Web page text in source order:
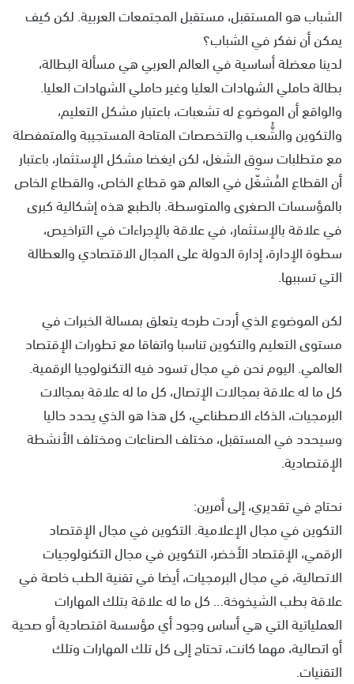
الشباب هو المستقبل، مستقبل المجتمعات العربية. لكن كيف
يمكن أن نفكر في الشباب؟
لدينا معضلة أساسية في العالم العربي هي مسألة البطالة،
بطالة حاملي الشهادات العليا وغير حاملي الشهادات العليا.
والواقع أن الموضوع له تشعبات، باعتبار مشكل التعليم،
والتكوين والشُّعب والتخصصات المتاحة المستجيبة والمتمفصلة
مع متطلبات سوق الشغل، لكن ايغضا مشكل الإستثمار، باعتبار
أن القطاع المُشغّٓل في العالم هو قطاع الخاص، والقطاع الخاص
بالمؤسسات الصغرى والمتوسطة. بالطبع هذه إشكالية كبرى
في علاقة بالإستثمار، في علاقة بالإجراءات في التراخيص،
سطوة الإدارة، إدارة الدولة على المجال الاقتصادي والعطالة
التي تسببها.
لكن الموضوع الذي أردت طرحه يتعلق بمسالة الخبرات في
مستوى التعليم والتكوين تناسبا واتفاقا مع تطورات الإقتصاد
العالمي. اليوم نحن في مجال تسود فيه التكنولوجيا الرقمية.
كل ما له علاقة بمجالات الإتصال، كل ما له علاقة بمجالات
البرمجيات، الذكاء الاصطناعي، كل هذا هو الذي يحدد حاليا
وسيحدد في المستقبل، مختلف الصناعات ومختلف الأنشطة
الإقتصادية.
نحتاج في تقديري، إلى أمرين:
التكوين في مجال الإعلامية. التكوين في مجال الإقتصاد
الرقمي، الإقتصاد الأخضر، التكوين في مجال التكنولوجيات
الاتصالية، في مجال البرمجيات، أيضا في تقنية الطب خاصة في
علاقة بطب الشيخوخة… كل ما له علاقة بتلك المهارات
العملياتية التي هي أساس وجود أي مؤسسة اقتصادية أو صحية
أو اتصالية، مهما كانت، تحتاج إلى كل تلك المهارات وتلك
التقنيات.